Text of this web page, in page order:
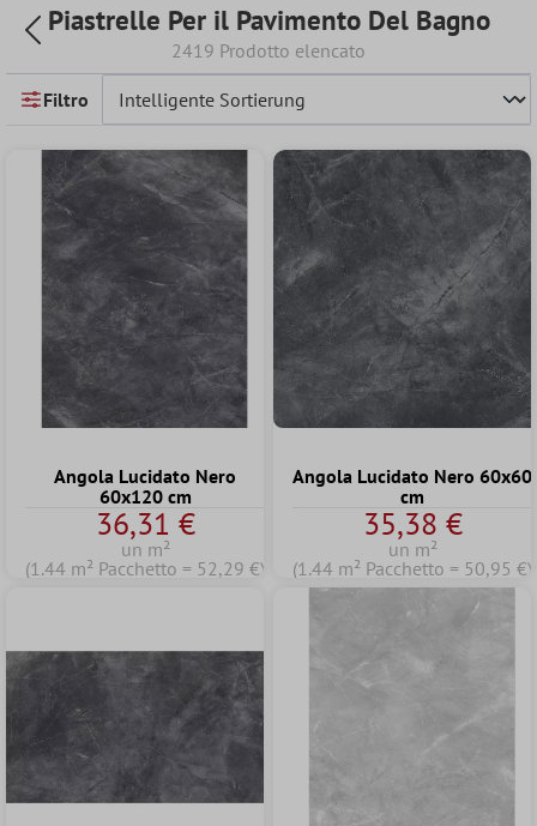
Piastrelle Per il Pavimento Del Bagno
2419 Prodotto elencato
Filtro
Angola Lucidato Nero
60x120 cm
36,31 €
un m²
(1.44 m² Pacchetto = 52,29 €)
Angola Lucidato Nero 60x60
cm
35,38 €
un m²
(1.44 m² Pacchetto = 50,95 €)